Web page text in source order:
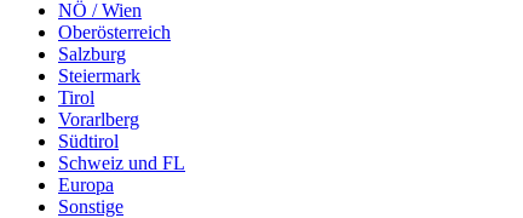
NÖ / Wien
Oberösterreich
Salzburg
Steiermark
Tirol
Vorarlberg
Südtirol
Schweiz und FL
Europa
Sonstige